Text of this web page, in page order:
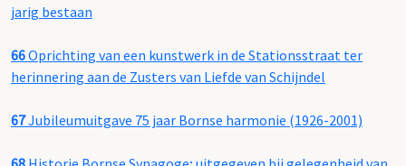
jarig bestaan
66Oprichting van een kunstwerk in de Stationsstraat ter
herinnering aan de Zusters van Liefde van Schijndel
67Jubileumuitgave 75 jaar Bornse harmonie (1926-2001)